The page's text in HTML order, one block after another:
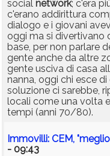
social network; c'era
c'erano addirittura
dialogo e i giovani
oggi ma si divertivano
base, per non parlare
gente anche da altre
gente usciva di casa
nanna, oggi chi esce
soluzione ci sarebbe,
locali come una volta
tempi (anni 70/80).
Immovilli: CEM,
- 09:43